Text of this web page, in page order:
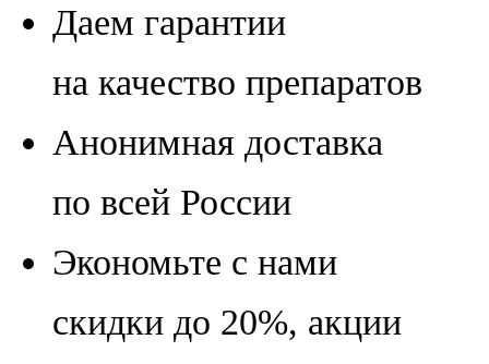
Даем гарантии
на качество препаратов
Анонимная доставка
по всей России
Экономьте с нами
скидки до 20%, акции